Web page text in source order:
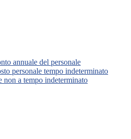
annuale del personale
personale tempo indeterminato
non a tempo indeterminato